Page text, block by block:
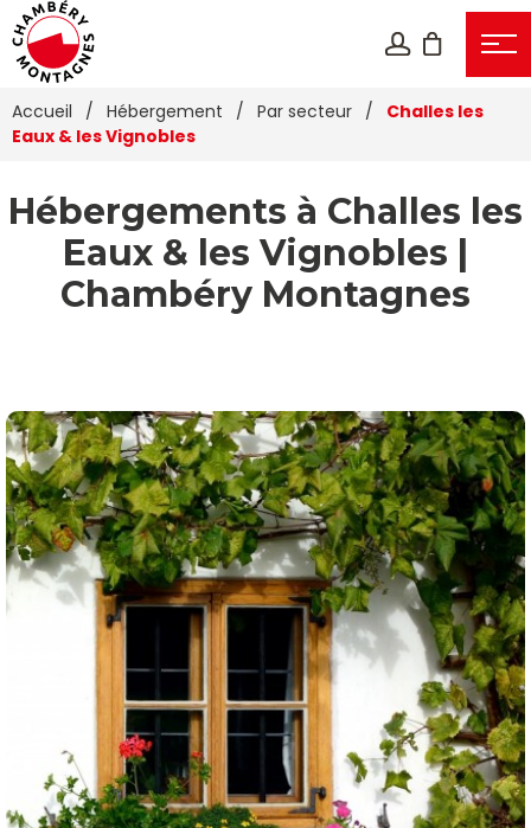
Accueil / Hébergement / Par secteur /
Challes les
Eaux & les Vignobles
Hébergements à Challes les
Eaux & les Vignobles |
Chambéry Montagnes